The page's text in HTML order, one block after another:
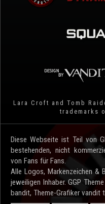
Lara Croft and Tomb
trademarks
Diese Webseite ist Teil von
bestehenden, nicht
von Fans für Fans.
Alle Logos, Markenzeichen &
jeweiligen Inhaber. GGP
bandit, Theme-Grafiker vandit